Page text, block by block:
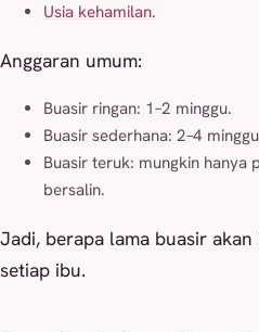
Usia kehamilan.
Anggaran umum:
Buasir ringan: 1–2 minggu.
Buasir sederhana: 2–4
Buasir teruk: mungkin hanya
bersalin.
Jadi, berapa lama buasir
setiap ibu.